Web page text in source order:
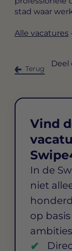
stad waar
Alle vacatures ·
Terug
Deel
Vind
In de
niet
op